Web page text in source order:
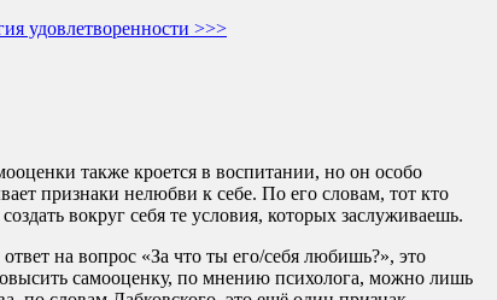
удовлетворенности >>>
также кроется в воспитании, но он особо
признаки нелюбви к себе. По его словам, тот кто
вокруг себя те условия, которых заслуживаешь.
на вопрос «За что ты его/себя любишь?», это
самооценку, по мнению психолога, можно лишь